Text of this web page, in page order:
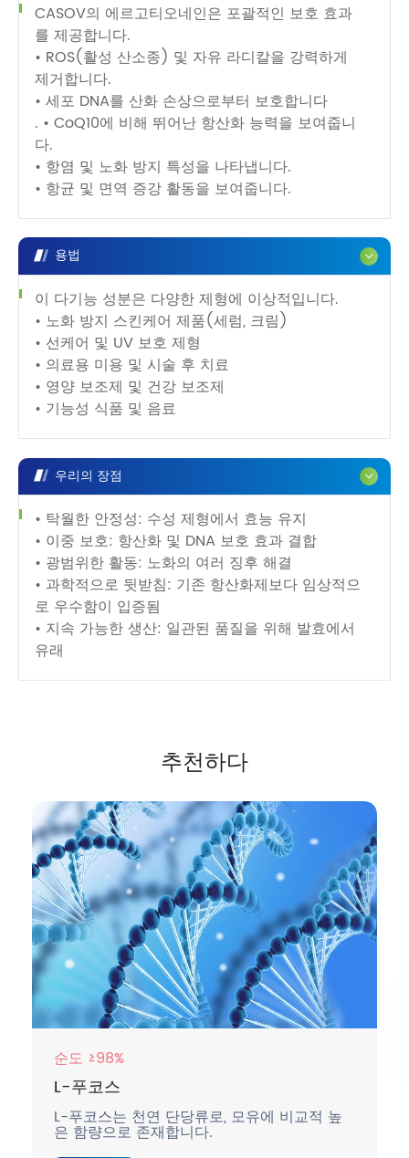
CASOV의 에르고티오네인은 포괄적인 보호 효과
를 제공합니다.
• ROS(활성 산소종) 및 자유 라디칼을 강력하게
제거합니다.
• 세포 DNA를 산화 손상으로부터 보호합니다
. • CoQ10에 비해 뛰어난 항산화 능력을 보여줍니
다.
• 항염 및 노화 방지 특성을 나타냅니다.
• 항균 및 면역 증강 활동을 보여줍니다.
용법
이 다기능 성분은 다양한 제형에 이상적입니다.
• 노화 방지 스킨케어 제품(세럼, 크림)
• 선케어 및 UV 보호 제형
• 의료용 미용 및 시술 후 치료
• 영양 보조제 및 건강 보조제
• 기능성 식품 및 음료
우리의 장점
• 탁월한 안정성: 수성 제형에서 효능 유지
• 이중 보호: 항산화 및 DNA 보호 효과 결합
• 광범위한 활동: 노화의 여러 징후 해결
• 과학적으로 뒷받침: 기존 항산화제보다 임상적으
로 우수함이 입증됨
• 지속 가능한 생산: 일관된 품질을 위해 발효에서
유래
추천하다
순도 ≥98%
L-푸코스
L-푸코스는 천연 단당류로, 모유에 비교적 높
은 함량으로 존재합니다.